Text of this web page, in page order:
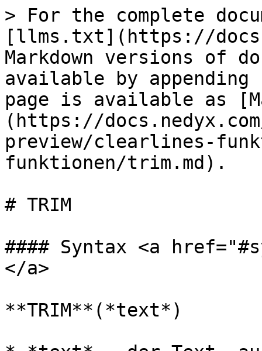
> For the complete
[llms.txt](https://
Markdown versions of
available by
page is available as
(https://
preview/clearlines-
funktionen/trim.md).
# TRIM
#### Syntax <a
</a>
**TRIM**(*text*)